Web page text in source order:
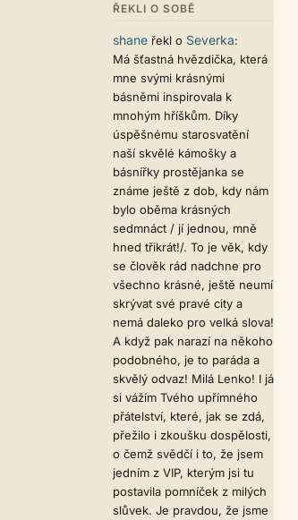
ŘEKLI O SOBĚ
shane řekl o Severka:
Má šťastná hvězdička, která
mne svými krásnými
básněmi inspirovala k
mnohým hříškům. Díky
úspěšnému starosvatění
naší skvělé kámošky a
básnířky prostějanka se
známe ještě z dob, kdy nám
bylo oběma krásných
sedmnáct / jí jednou, mně
hned třikrát!/. To je věk, kdy
se člověk rád nadchne pro
všechno krásné, ještě neumí
skrývat své pravé city a
nemá daleko pro velká slova!
A když pak narazí na někoho
podobného, je to paráda a
skvělý odvaz! Milá Lenko! I já
si vážím Tvého upřímného
přátelství, které, jak se zdá,
přežilo i zkoušku dospělosti,
o čemž svědčí i to, že jsem
jedním z VIP, kterým jsi tu
postavila pomníček z milých
slůvek. Je pravdou, že jsme